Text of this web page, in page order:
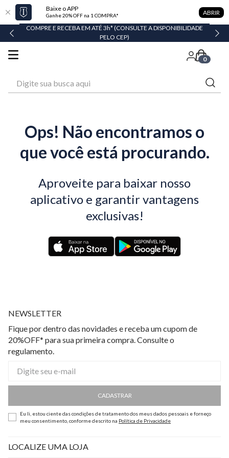
Baixe o APP
Ganhe 20% OFF na 1 COMPRA* ABRIR
COMPRE E RECEBA EM ATÉ 3h* (CONSULTE A DISPONIBILIDADE
PELO CEP)
0
Ops! Não encontramos o
que você está procurando.
Aproveite para baixar nosso
aplicativo e garantir vantagens
exclusivas!
NEWSLETTER
Fique por dentro das novidades e receba um cupom de
20%OFF* para sua primeira compra. Consulte o
regulamento.
CADASTRAR
Eu li, estou ciente das condições de tratamento dos meus dados pessoais e forneço
meu consentimento, conforme descrito na Política de Privacidade
LOCALIZE UMA LOJA